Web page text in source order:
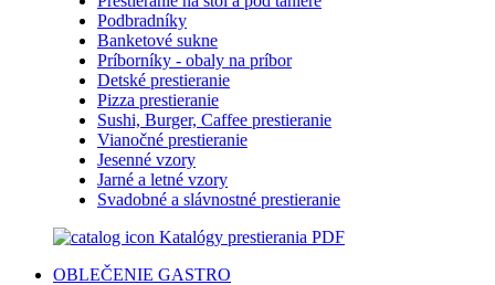
Podbradníky
Banketové sukne
Príborníky - obaly na príbor
Detské prestieranie
Pizza prestieranie
Sushi, Burger, Caffee prestieranie
Vianočné prestieranie
Jesenné vzory
Jarné a letné vzory
Svadobné a slávnostné prestieranie
Katalógy prestierania PDF
OBLEČENIE GASTRO